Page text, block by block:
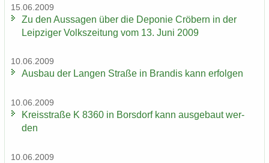
15.06.2009
Zu den Aus­sa­gen über die De­po­nie Crö­bern in der
Leip­zi­ger Volks­zei­tung vom 13. Juni 2009
10.06.2009
Aus­bau der Lan­gen Stra­ße in Bran­dis kann er­fol­gen
10.06.2009
Kreis­stra­ße K 8360 in Bors­dorf kann aus­ge­baut wer­
den
10.06.2009